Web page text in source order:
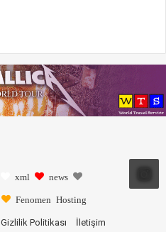
xml news
Fenomen Hosting
Gizlilik Politikası İletişim